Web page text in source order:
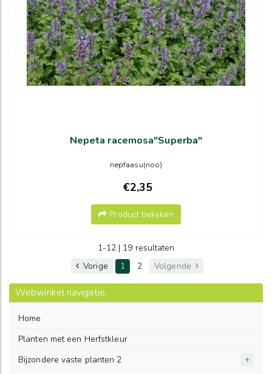
Nepeta racemosa"Superba"
nepfaasu(noo)
€2,35
Product bekijken
1-12 | 19 resultaten
Vorige
1 2 Volgende
Webwinkel navigatie
Home
Planten met een Herfstkleur
Bijzondere vaste planten 2